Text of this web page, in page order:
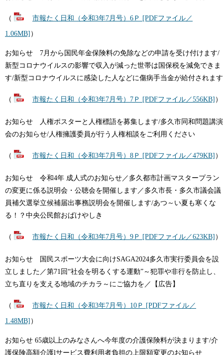
（ 市報たく日和（令和3年7月号）6Ｐ [PDFファイル／
1.06MB] ）
お知らせ 7月から国民年金保険料の免除などの申請を受け付けます/
新型コロナウイルスの影響で収入が減った世帯は国保税を減免できま
す/新型コロナウイルスに感染した人などに傷病手当金が給付されます
（ 市報たく日和（令和3年7月号）7Ｐ [PDFファイル／556KB] ）
お知らせ 人権ポスターと人権標語を募集します/多久市同和問題講演
会のお知らせ/人権擁護委員が行う人権相談をご利用ください
（ 市報たく日和（令和3年7月号）8Ｐ [PDFファイル／479KB] ）
お知らせ 令和4年 成人式のお知らせ／多久都市計画マスタープラン
の変更に係る説明会・公聴会を開催します／多久市長・多久市議会議
員補欠選挙立候補届出事務説明会を開催します/あつ～い夏も寒くな
る！？中央公民館おばけやしき
（ 市報たく日和（令和3年7月号）9Ｐ [PDFファイル／623KB] ）
お知らせ 国民スポーツ大会に向けSAGA2024多久市実行委員会を設
立しました／第71回“社会を明るくする運動”～犯罪や非行を防止し、
立ち直りを支える地域のチカラ～にご協力を／【広告】
（ 市報たく日和（令和3年7月号）10Ｐ [PDFファイル／
1.48MB] ）
お知らせ 65歳以上のみなさんへ今年度の介護保険料が決まります/介
護保険高額介護lサービス費利用者負担の上限額変更のお知らせ